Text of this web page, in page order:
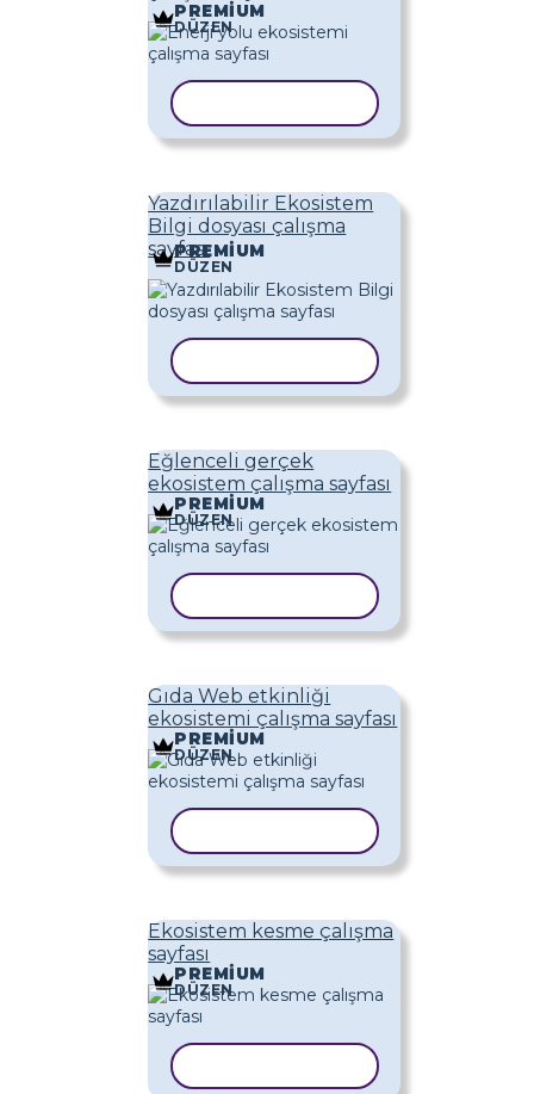
PREMIUM
DÜZEN
Yazdırılabilir Ekosistem
Bilgi dosyası çalışma
sayfası
PREMIUM
DÜZEN
Eğlenceli gerçek
ekosistem çalışma sayfası
PREMIUM
DÜZEN
Gıda Web etkinliği
ekosistemi çalışma sayfası
PREMIUM
DÜZEN
Ekosistem kesme çalışma
sayfası
PREMIUM
DÜZEN